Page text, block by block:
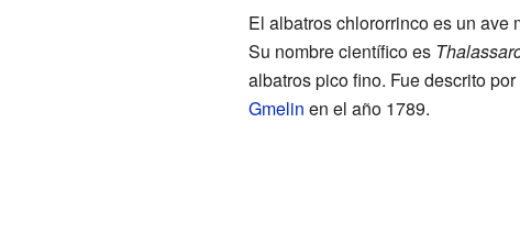
El albatros chlororrinco es un ave
Su nombre científico es
albatros pico fino. Fue descrito
Gmelin en el año 1789.